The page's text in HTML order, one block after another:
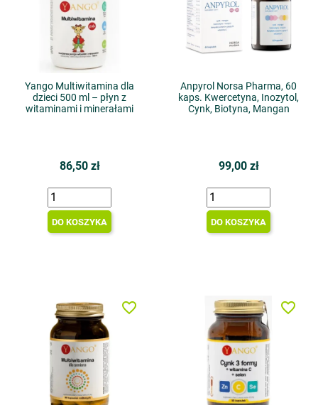
Yango Multiwitamina dla
dzieci 500 ml – płyn z
witaminami i minerałami
86,50 zł
DO KOSZYKA
Anpyrol Norsa Pharma, 60
kaps. Kwercetyna, Inozytol,
Cynk, Biotyna, Mangan
99,00 zł
DO KOSZYKA
favorite_border favorite_border